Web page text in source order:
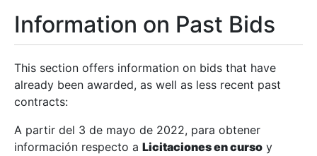
Show/Hide
Show/Hide
Information on Past Bids
This section offers information on bids that have
already been awarded, as well as less recent past
contracts:
A partir del 3 de mayo de 2022, para obtener
información respecto a Licitaciones en curso y